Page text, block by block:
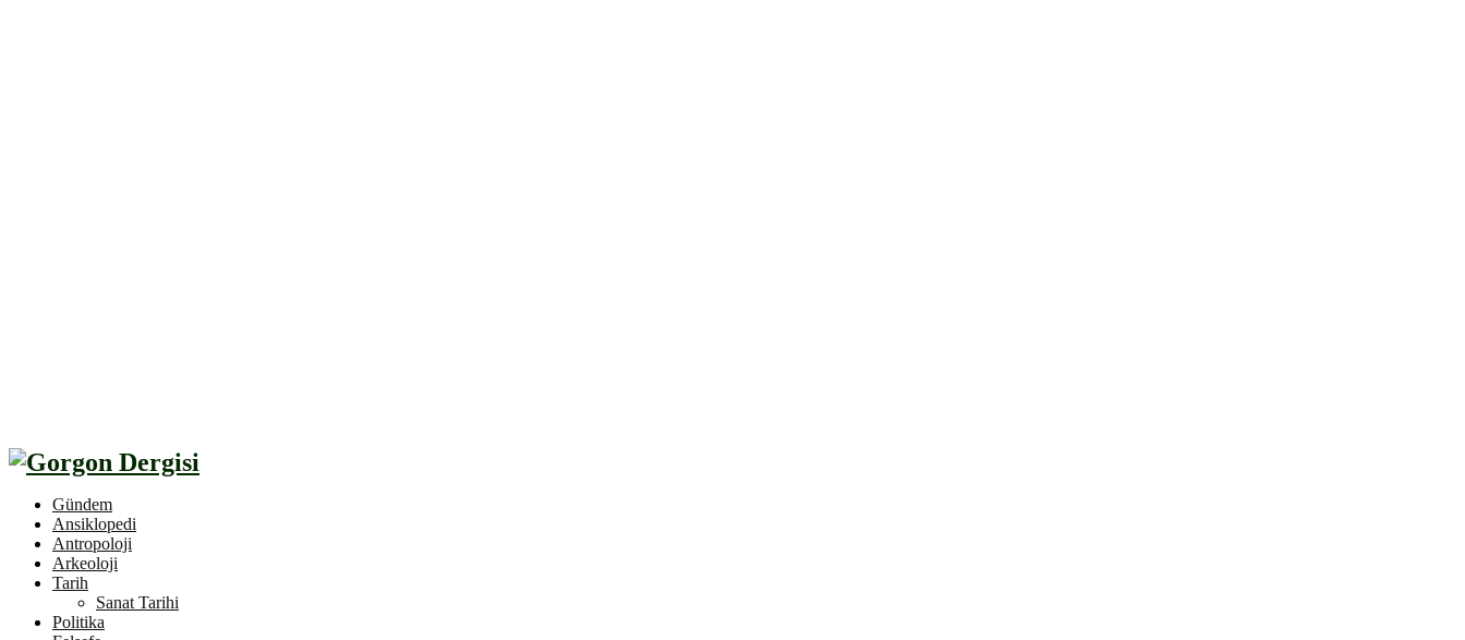
Gündem
Ansiklopedi
Antropoloji
Arkeoloji
Tarih
Sanat Tarihi
Politika